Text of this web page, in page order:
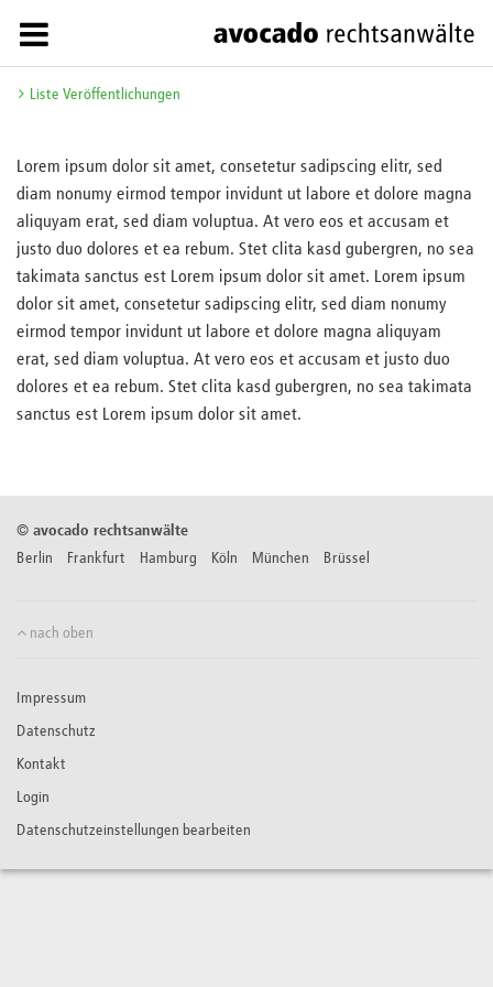
Liste Veröffentlichungen
Lorem ipsum dolor sit amet, consetetur sadipscing elitr, sed
diam nonumy eirmod tempor invidunt ut labore et dolore magna
aliquyam erat, sed diam voluptua. At vero eos et accusam et
justo duo dolores et ea rebum. Stet clita kasd gubergren, no sea
takimata sanctus est Lorem ipsum dolor sit amet. Lorem ipsum
dolor sit amet, consetetur sadipscing elitr, sed diam nonumy
eirmod tempor invidunt ut labore et dolore magna aliquyam
erat, sed diam voluptua. At vero eos et accusam et justo duo
dolores et ea rebum. Stet clita kasd gubergren, no sea takimata
sanctus est Lorem ipsum dolor sit amet.
© avocado rechtsanwälte
Berlin Frankfurt Hamburg Köln München Brüssel
nach oben
Impressum
Datenschutz
Kontakt
Login
Datenschutzeinstellungen bearbeiten